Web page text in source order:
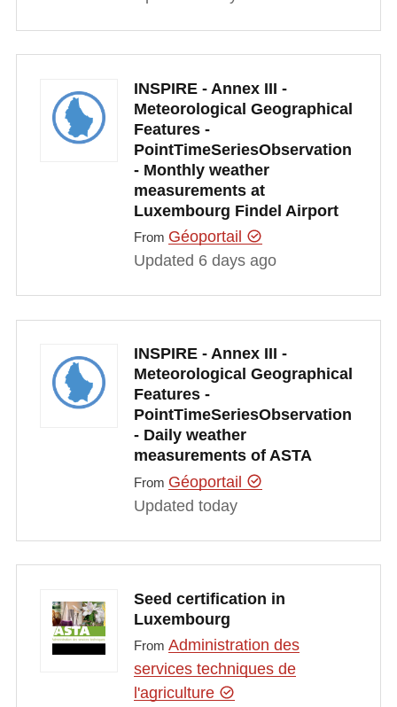
INSPIRE - Annex III -
Meteorological Geographical
Features -
PointTimeSeriesObservation
- Monthly weather
measurements at
Luxembourg Findel Airport
From Géoportail
Updated 6 days ago
INSPIRE - Annex III -
Meteorological Geographical
Features -
PointTimeSeriesObservation
- Daily weather
measurements of ASTA
From Géoportail
Updated today
Seed certification in
Luxembourg
From Administration des
services techniques de
l'agriculture